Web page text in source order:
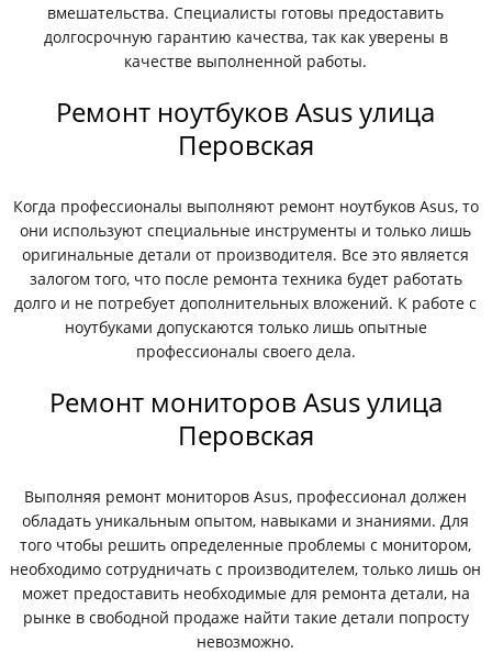
вмешательства. Специалисты готовы предоставить
долгосрочную гарантию качества, так как уверены в
качестве выполненной работы.
Ремонт ноутбуков Asus улица
Перовская
Когда профессионалы выполняют ремонт ноутбуков Asus, то
они используют специальные инструменты и только лишь
оригинальные детали от производителя. Все это является
залогом того, что после ремонта техника будет работать
долго и не потребует дополнительных вложений. К работе с
ноутбуками допускаются только лишь опытные
профессионалы своего дела.
Ремонт мониторов Asus улица
Перовская
Выполняя ремонт мониторов Asus, профессионал должен
обладать уникальным опытом, навыками и знаниями. Для
того чтобы решить определенные проблемы с монитором,
необходимо сотрудничать с производителем, только лишь он
может предоставить необходимые для ремонта детали, на
рынке в свободной продаже найти такие детали попросту
невозможно.